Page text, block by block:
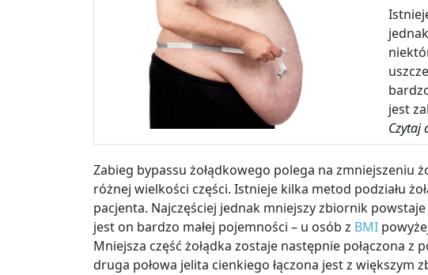
jest
Czytaj
Zabieg bypassu żołądkowego polega na zmniejszeniu
różnej wielkości części. Istnieje kilka metod podziału
pacjenta. Najczęściej jednak mniejszy zbiornik powstaje
jest on bardzo małej pojemności – u osób z BMI
Mniejsza część żołądka zostaje następnie połączona z
druga połowa jelita cienkiego łączona jest z większym